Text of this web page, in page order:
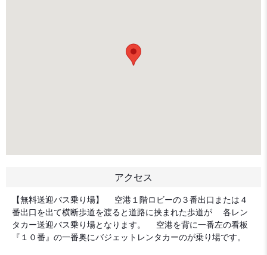
アクセス
【無料送迎バス乗り場】 空港１階ロビーの３番出口または４
番出口を出て横断歩道を渡ると道路に挟まれた歩道が 各レン
タカー送迎バス乗り場となります。 空港を背に一番左の看板
『１０番』の一番奥にバジェットレンタカーのが乗り場です。